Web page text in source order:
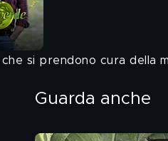
che si prendono cura della
Guarda anche